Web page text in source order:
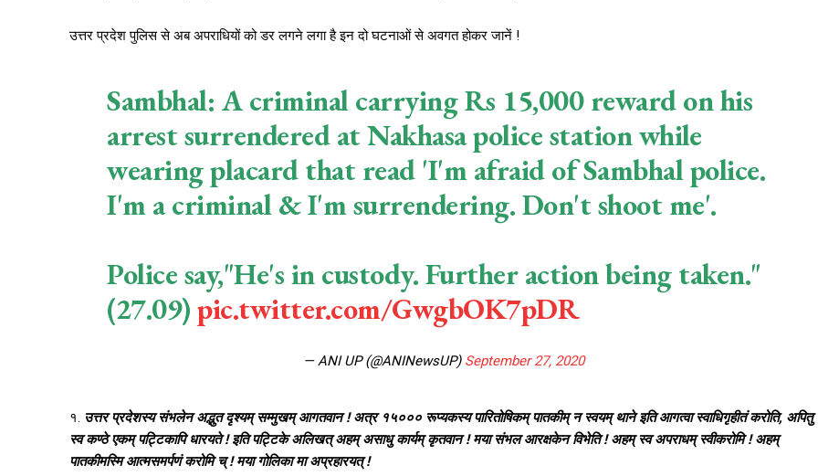
उत्तर प्रदेश पुलिस से अब अपराधियों को डर लगने लगा है इन दो घटनाओं से अवगत होकर जानें !
Sambhal: A criminal carrying Rs 15,000 reward on his
arrest surrendered at Nakhasa police station while
wearing placard that read 'I'm afraid of Sambhal police.
I'm a criminal & I'm surrendering. Don't shoot me'.
Police say,"He's in custody. Further action being taken."
(27.09)pic.twitter.com/GwgbOK7pDR
— ANI UP (@ANINewsUP) September 27, 2020
१. उत्तर प्रदेशस्य संभलेन अद्भुत दृश्यम् सम्मुखम् आगतवान ! अत्र १५००० रूप्यकस्य पारितोषिकम् पातकीम् न स्वयम् थाने इति आगत्वा स्वाधिगृहीतं करोति, अपितु
स्व कण्ठे एकम् पट्टिकापि धारयते ! इति पट्टिके अलिखत् अहम् असाधु कार्यम् कृतवान ! मया संभल आरक्षकेन विभेति ! अहम् स्व अपराधम् स्वीकरोमि ! अहम्
पातकीमस्मि आत्मसमर्पणं करोमि च् ! मया गोलिका मा अप्रहारयत् !